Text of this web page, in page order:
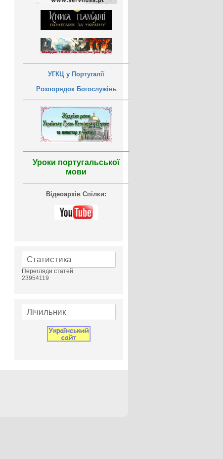
УГКЦ у Португалії
Розпорядок Богослужінь
Уроки португальської
мови
Відеоархів Спілки:
Статистика
Перегляди статей
23954119
Лічильник